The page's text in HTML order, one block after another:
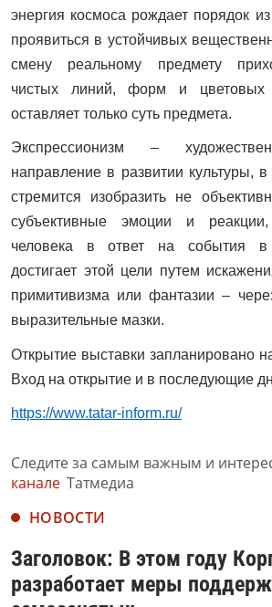
энергия космоса рождает порядок
проявиться в устойчивых
смену реальному предмету
чистых линий, форм и цветовых
оставляет только суть предмета.
Экспрессионизм –
направление в развитии культуры,
стремится изобразить не
субъективные эмоции и
человека в ответ на события
достигает этой цели путем
примитивизма или фантазии –
выразительные мазки.
Открытие выставки запланировано
Вход на открытие и в последующие
https://www.tatar-inform.ru/
Следите за самым важным и
канале Татмедиа
НОВОСТИ
Заголовок: В этом году
разработает меры